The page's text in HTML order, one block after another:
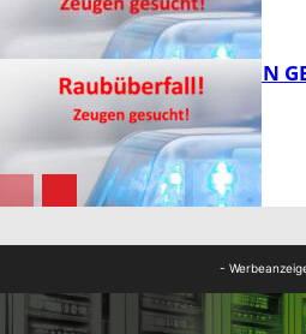
TEURE KETTEN
GESUCHT!
-